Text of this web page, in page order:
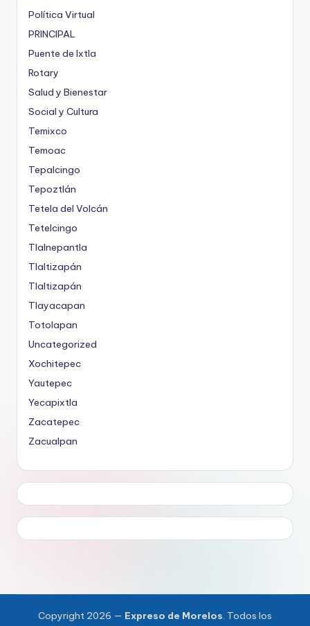
Política Virtual
PRINCIPAL
Puente de Ixtla
Rotary
Salud y Bienestar
Social y Cultura
Temixco
Temoac
Tepalcingo
Tepoztlán
Tetela del Volcán
Tetelcingo
Tlalnepantla
Tlaltizapán
Tlaltizapán
Tlayacapan
Totolapan
Uncategorized
Xochitepec
Yautepec
Yecapixtla
Zacatepec
Zacualpan
Copyright 2026 — Expreso de Morelos. Todos los